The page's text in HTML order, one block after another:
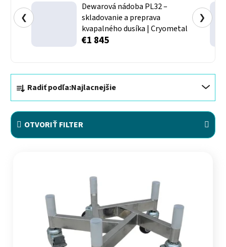
Dewarová nádoba PL32 –
skladovanie a preprava
kvapalného dusíka | Cryometal
€1 845
❮ ❯
Radenie produktov
Radiť podľa:Najlacnejšie
OTVORIŤ FILTER